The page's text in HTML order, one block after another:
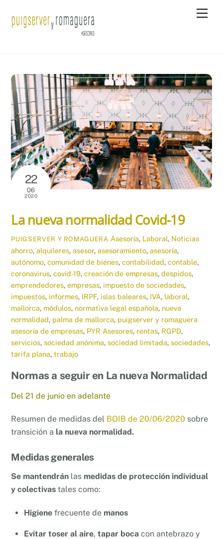
22
06
2020
La nueva normalidad Covid-19
PUIGSERVER Y ROMAGUERA Asesoría, Laboral, Noticias
ahorro,alquileres,asesor,asesoramiento,asesoría,
autónomo,comunidad de bienes,contabilidad,contable,
coronavirus,covid-19,creación de empresas,despidos,
emprendedores,empresas, impuesto de sociedades,
impuestos, informes, IRPF, islas baleares, IVA, laboral,
mallorca, módulos, normativa legal española, nueva
normalidad, palma de mallorca, puigserver y romaguera
asesoría de empresas, PYR Asesores, rentas, RGPD,
servicios,sociedad anónima,sociedad limitada,sociedades,
tarifa plana,trabajo
Normas a seguir en La nueva Normalidad
Del 21 de junio en adelante
Resumen de medidas del BOIB de 20/06/2020 sobre
transición a la nueva normalidad.
Medidas generales
Se mantendrán las medidas de protección individual
y colectivas tales como:
Higiene frecuente de manos
Evitar toser al aire, tapar boca con antebrazo y